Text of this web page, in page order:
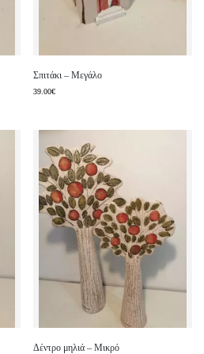
Σπιτάκι – Μεγάλο
39.00€
Δέντρο μηλιά – Μικρό